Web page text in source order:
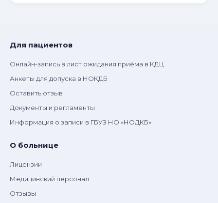
Для пациентов
Онлайн-запись в лист ожидания приёма в КДЦ
Анкеты для допуска в НОКДБ
Оставить отзыв
Документы и регламенты
Информация о записи в ГБУЗ НО «НОДКБ»
О больнице
Лицензии
Медицинский персонал
Отзывы